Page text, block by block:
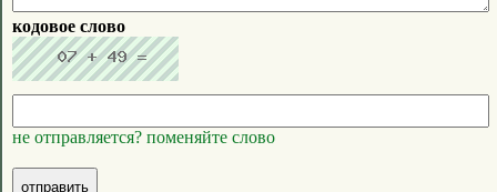
кодовое слово
не отправляется? поменяйте слово